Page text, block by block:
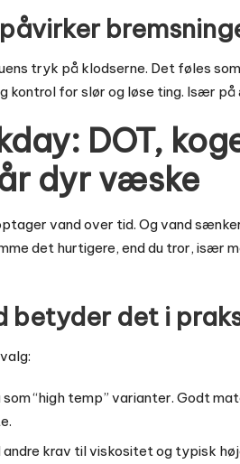
tryk på klodserne. Det føles
kontrol for slør og løse ting. Især
DOT,
dyr væske
vand over tid. Og vand
det hurtigere, end du tror, især
betyder det i
som “high temp” varianter. Godt
andre krav til viskositet og typisk